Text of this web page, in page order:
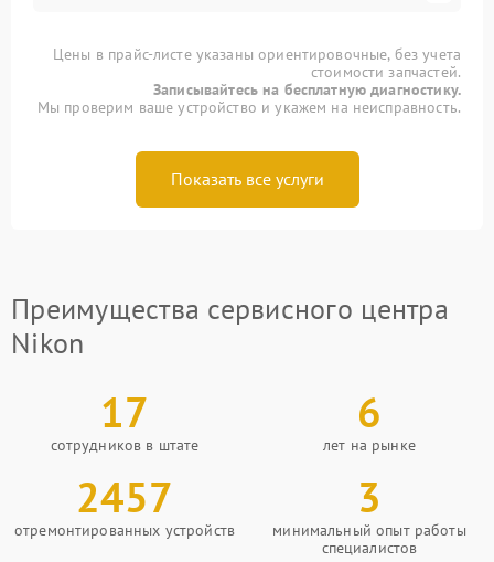
Цены в прайс-листе указаны ориентировочные, без учета
стоимости запчастей.
Записывайтесь на бесплатную диагностику.
Мы проверим ваше устройство и укажем на неисправность.
Показать все услуги
Преимущества сервисного центра
Nikon
17
сотрудников в штате
6
лет на рынке
2457
отремонтированных устройств
3
минимальный опыт работы
специалистов